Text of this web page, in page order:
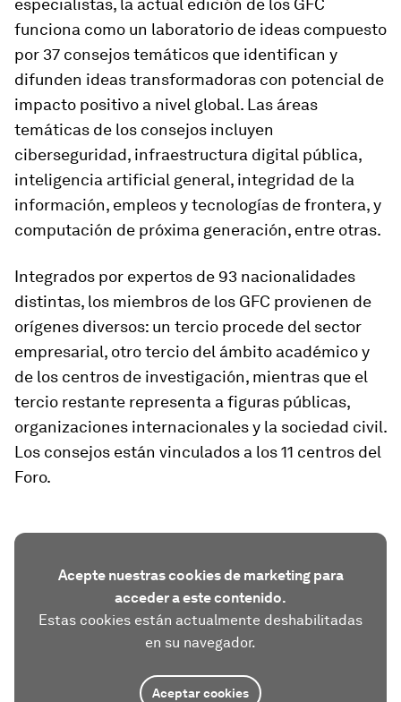
especialistas, la actual edición de los GFC
funciona como un laboratorio de ideas compuesto
por 37 consejos temáticos que identifican y
difunden ideas transformadoras con potencial de
impacto positivo a nivel global. Las áreas
temáticas de los consejos incluyen
ciberseguridad, infraestructura digital pública,
inteligencia artificial general, integridad de la
información, empleos y tecnologías de frontera, y
computación de próxima generación, entre otras.
Integrados por expertos de 93 nacionalidades
distintas, los miembros de los GFC provienen de
orígenes diversos: un tercio procede del sector
empresarial, otro tercio del ámbito académico y
de los centros de investigación, mientras que el
tercio restante representa a figuras públicas,
organizaciones internacionales y la sociedad civil.
Los consejos están vinculados a los 11 centros del
Foro.
Acepte nuestras cookies de marketing para
acceder a este contenido.
Estas cookies están actualmente deshabilitadas
en su navegador.
Aceptar cookies